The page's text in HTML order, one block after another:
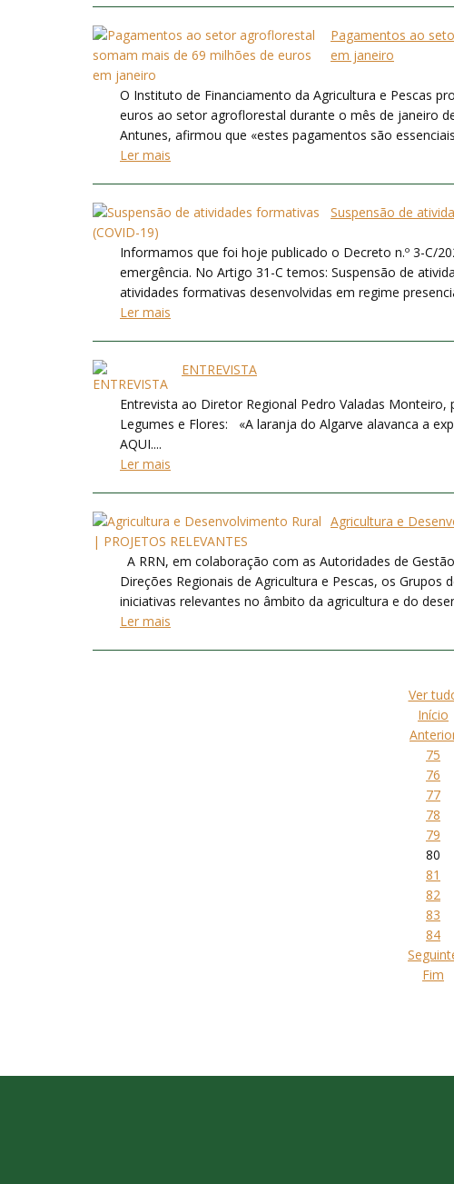
Pagamentos ao
em janeiro
O Instituto de Financiamento da Agricultura e Pescas
euros ao setor agroflorestal durante o mês de janeiro
Antunes, afirmou que «estes pagamentos são
Ler mais
Suspensão de
Informamos que foi hoje publicado o Decreto n.º 3-C/
emergência. No Artigo 31-C temos: Suspensão de
atividades formativas desenvolvidas em regime
Ler mais
ENTREVISTA
Entrevista ao Diretor Regional Pedro Valadas
Legumes e Flores: «A laranja do Algarve alavanca a
AQUI....
Ler mais
Agricultura e
A RRN, em colaboração com as Autoridades de
Direções Regionais de Agricultura e Pescas, os
iniciativas relevantes no âmbito da agricultura e do
Ler mais
Ver
Início
75
76
77
78
79
80
81
82
83
84
Fim